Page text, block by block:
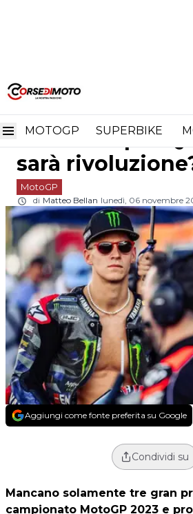
MOTOGP SUPERBIKE
Home MotoGP
MotoGP,
MotoGP,
cambiare per
sarà
MotoGP
di Matteo Bellan lunedì, 06 novembre
Aggiungi come fonte preferita su Google
Condividi su
Mancano solamente tre gran
campionato MotoGP 2023 e